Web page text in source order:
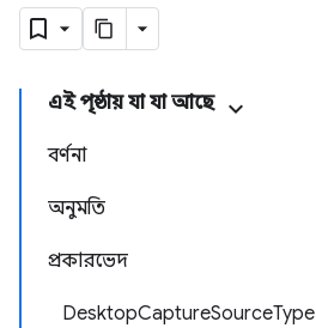
এই পৃষ্ঠায় যা যা আছে
বর্ণনা
অনুমতি
প্রকারভেদ
DesktopCaptureSourceType